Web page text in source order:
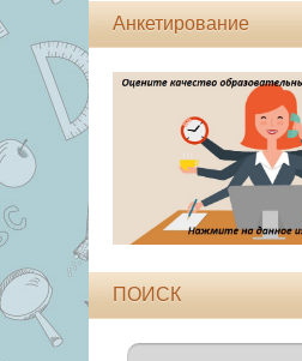
Анкетирование
ПОИСК